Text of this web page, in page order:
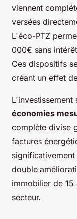
viennent
versées
L'éco-PTZ
000€ sans
Ces dispositifs
créant un effet
L'investissement
économies
complète divise
factures
significativement
double
immobilier de 15
secteur.